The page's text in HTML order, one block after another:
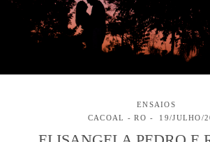
ENSAIOS
CACOAL - RO
19/JULHO/